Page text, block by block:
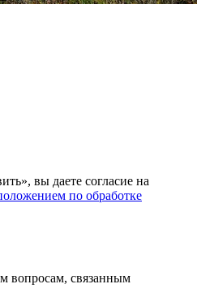
вы даете согласие на
по обработке
вопросам, связанным